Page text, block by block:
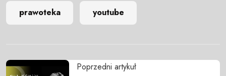
prawoteka youtube
Poprzedni artykuł